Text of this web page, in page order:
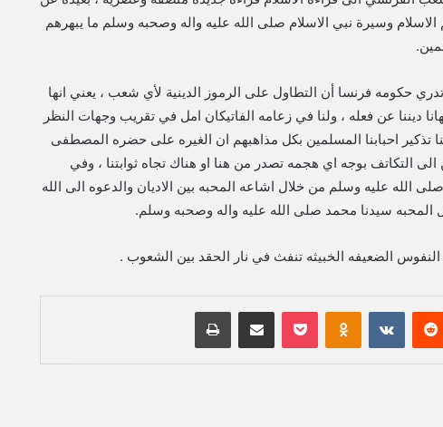
وسيرة نبي الاسلام صلى الله عليه واله وصحبه وسلم ما يبهرهم
حكومه فرنسا أن التطاول على الرموز الدينية لأي شعب ، يعني انها
ديننا عن فعله ، ولنا في زعامه الفاتيكان امل في تقريب وجهات النظر
تذكير احبابنا المسلمين بكل مذاهبهم ان الغيره على حضره المصطفى
التكاتف بوجه اي هجمه تصدر من هنا او هناك تجاه ثوابتنا ، وفي
الله عليه وسلم من خلال اشاعه المحبه بين الاديان والدعوه الى الله
سيدنا محمد صلى الله عليه واله وصحبه وسلم.
النفوس الضعيفه الخبيثه تنفث في نار الحقد بين الشعوب .
بوكيت